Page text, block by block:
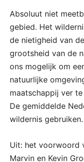
Absoluut niet
gebied. Het
de nietigheid van
grootsheid van de
ons mogelijk om
natuurlijke
maatschappij ver
De gemiddelde
wildernis gebruiken.
Uit: het voorwoord
Marvin en Kevin